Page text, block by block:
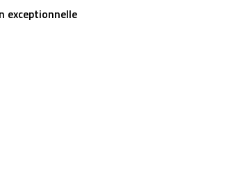
exceptionnelle